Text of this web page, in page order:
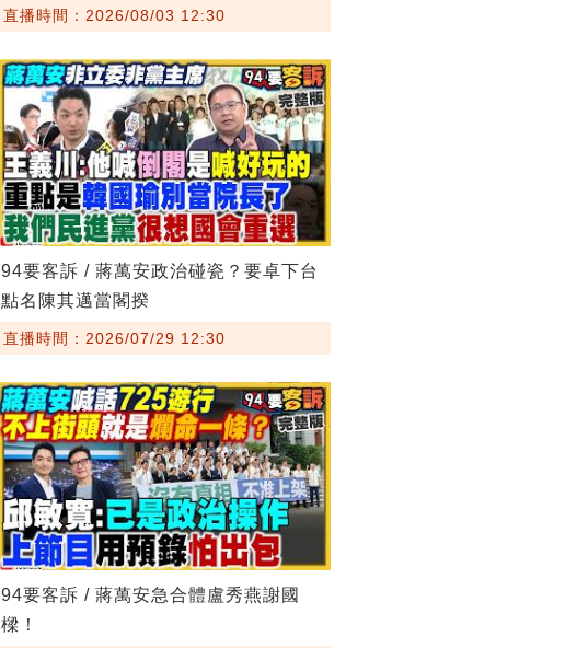
直播時間：2026/08/03 12:30
94要客訴 / 蔣萬安政治碰瓷？要卓下台
點名陳其邁當閣揆
直播時間：2026/07/29 12:30
94要客訴 / 蔣萬安急合體盧秀燕謝國
樑！